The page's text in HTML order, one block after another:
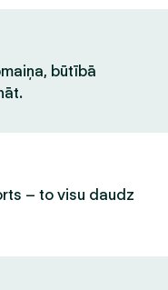
būtībā
– to visu daudz